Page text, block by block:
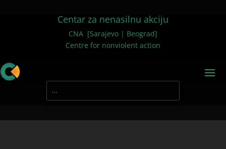
Centar za nenasilnu akciju
CNA [Sarajevo | Beograd]
Centre for nonviolent action